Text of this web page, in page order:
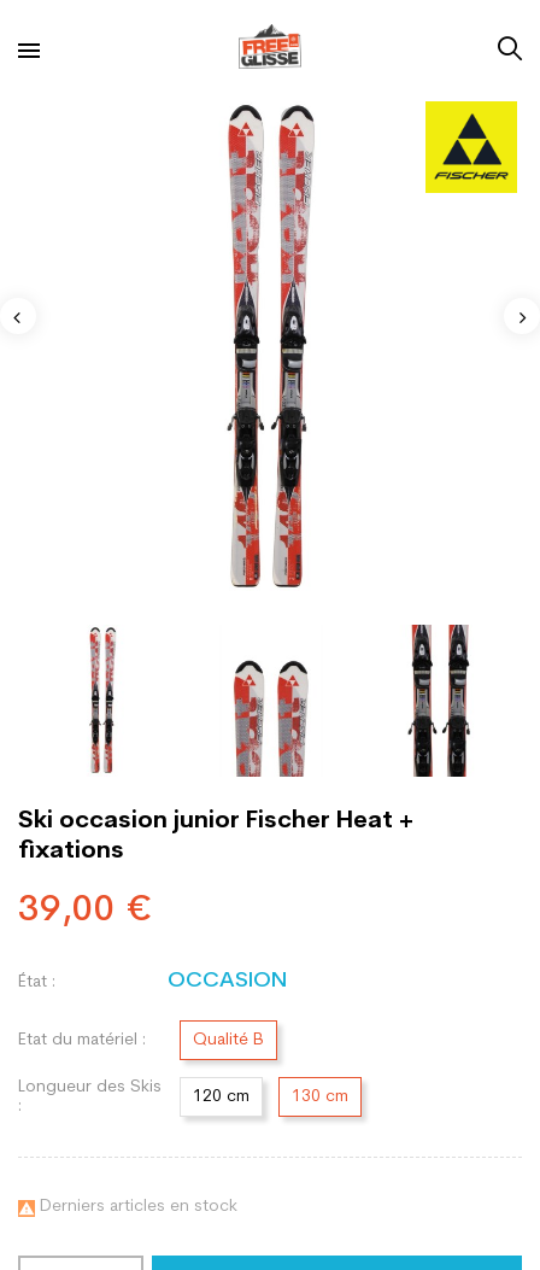
Ski occasion junior Fischer Heat +
fixations
39,00 €
État : OCCASION
Etat du matériel : Qualité B
Longueur des Skis
:
120 cm 130 cm
 Derniers articles en stock